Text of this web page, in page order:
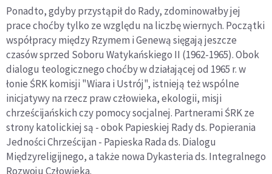
Ponadto, gdyby przystąpił do Rady, zdominowałby jej
prace choćby tylko ze względu na liczbę wiernych. Początki
współpracy między Rzymem i Genewą sięgają jeszcze
czasów sprzed Soboru Watykańskiego II (1962-1965). Obok
dialogu teologicznego choćby w działającej od 1965 r. w
łonie ŚRK komisji "Wiara i Ustrój", istnieją też wspólne
inicjatywy na rzecz praw człowieka, ekologii, misji
chrześcijańskich czy pomocy socjalnej. Partnerami ŚRK ze
strony katolickiej są - obok Papieskiej Rady ds. Popierania
Jedności Chrześcijan - Papieska Rada ds. Dialogu
Międzyreligijnego, a także nowa Dykasteria ds. Integralnego
Rozwoju Człowieka.